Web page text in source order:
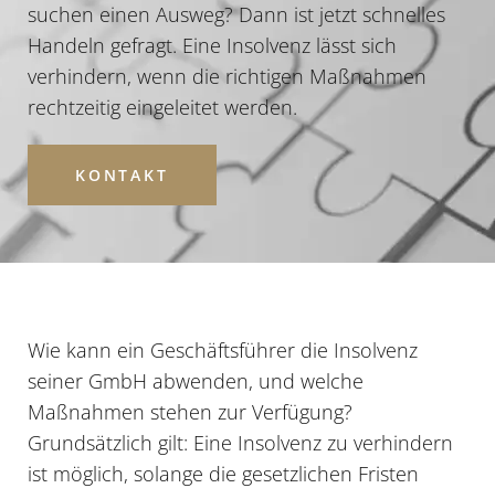
suchen einen Ausweg? Dann ist jetzt schnelles
Handeln gefragt. Eine Insolvenz lässt sich
verhindern, wenn die richtigen Maßnahmen
rechtzeitig eingeleitet werden.
KONTAKT
Wie kann ein Geschäftsführer die Insolvenz
seiner GmbH abwenden, und welche
Maßnahmen stehen zur Verfügung?
Grundsätzlich gilt: Eine Insolvenz zu verhindern
ist möglich, solange die gesetzlichen Fristen